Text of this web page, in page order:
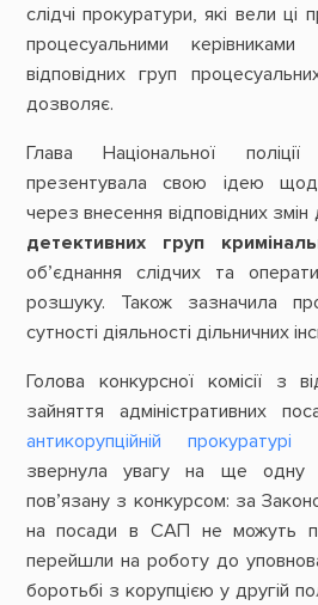
слідчі прокуратури, які вели ці
процесуальними
відповідних груп
дозволяє.
Глава Національної
презентувала свою ідею
через внесення відповідних
детективних груп
об’єднання слідчих та
розшуку. Також зазначила
сутності діяльності дільничних
Голова конкурсної комісії з
зайняття адміністративних
антикорупційній прокуратурі
звернула увагу на ще одну
пов’язану з конкурсом: за
на посади в САП не можуть
перейшли на роботу до
боротьбі з корупцією у другій